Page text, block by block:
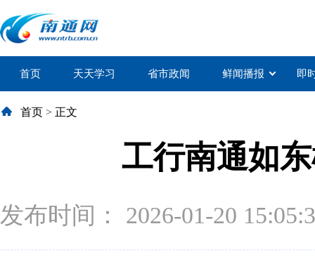
首页 天天学习 省市政闻 鲜闻播报 即
首页 > 正文
工行南通如
发布时间： 2026-01-20